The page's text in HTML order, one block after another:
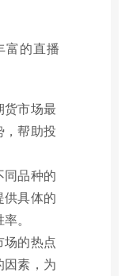
富的直播
货市场最
，帮助投
同品种的
具体的
。
场的热点
素，为